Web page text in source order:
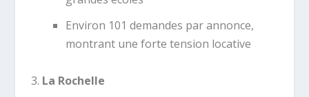
Environ 101 demandes par annonce,
montrant une forte tension locative
La Rochelle